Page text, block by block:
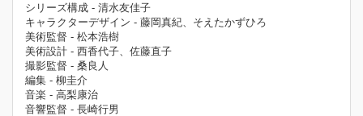
シリーズ構成 - 清水友佳子
キャラクターデザイン - 藤岡真紀、そえたかずひろ
美術監督 - 松本浩樹
美術設計 - 西香代子、佐藤直子
撮影監督 - 桑良人
編集 - 柳圭介
音楽 - 高梨康治
音響監督 - 長崎行男